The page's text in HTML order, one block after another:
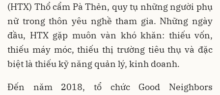
(HTX) Thổ cẩm Pà Thẻn, quy tụ những người phụ
nữ trong thôn yêu nghề tham gia. Những ngày
đầu, HTX gặp muôn vàn khó khăn: thiếu vốn,
thiếu máy móc, thiếu thị trường tiêu thụ và đặc
biệt là thiếu kỹ năng quản lý, kinh doanh.
Đến năm 2018, tổ chức Good Neighbors